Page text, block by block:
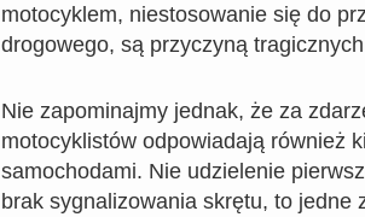
motocyklem, niestosowanie się do
drogowego, są przyczyną
Nie zapominajmy jednak, że za
motocyklistów odpowiadają również
samochodami. Nie udzielenie
brak sygnalizowania skrętu, to jedne